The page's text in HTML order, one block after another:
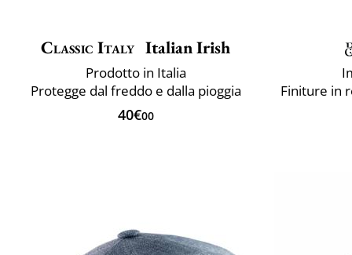
Classic Italy Italian Irish
Prodotto in Italia
Protegge dal freddo e dalla pioggia
40€00
Finiture in